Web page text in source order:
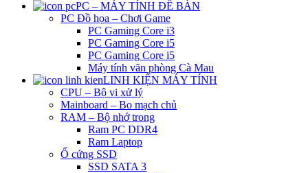
PC – MÁY TÍNH ĐỂ BÀN
PC Đồ họa – Chơi Game
PC Gaming Core i3
PC Gaming Core i5
PC Gaming Core i5
Máy tính văn phòng Cà Mau
LINH KIỆN MÁY TÍNH
CPU – Bộ vi xử lý
Mainboard – Bo mạch chủ
RAM – Bộ nhớ trong
Ram PC DDR4
Ram Laptop
Ổ cứng SSD
SSD SATA 3